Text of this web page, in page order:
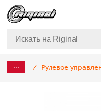
... / Рулевое